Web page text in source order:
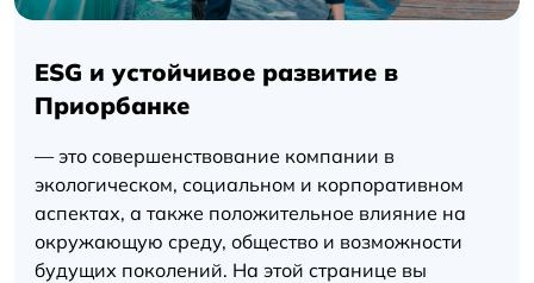
ESG и устойчивое развитие в
Приорбанке
— это совершенствование компании в
экологическом, социальном и корпоративном
аспектах, а также положительное влияние на
окружающую среду, общество и возможности
будущих поколений. На этой странице вы